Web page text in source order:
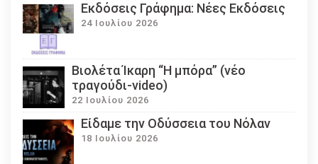
Εκδόσεις Γράφημα: Νέες Εκδόσεις
24 Ιουλίου 2026
Βιολέτα Ίκαρη “Η μπόρα” (νέο
τραγούδι-video)
22 Ιουλίου 2026
Eίδαμε την Οδύσσεια του Νόλαν
18 Ιουλίου 2026